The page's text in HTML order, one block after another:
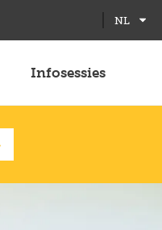
NL
Infosessies
screen